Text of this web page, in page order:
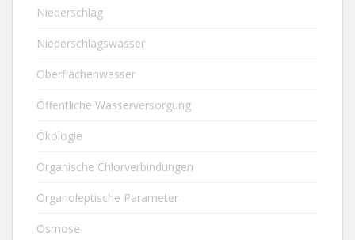
Niederschlag
Niederschlagswasser
Oberflächenwasser
Öffentliche Wasserversorgung
Ökologie
Organische Chlorverbindungen
Organoleptische Parameter
Osmose